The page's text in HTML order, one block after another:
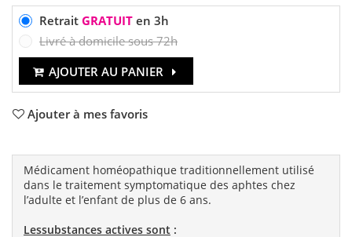
Retrait GRATUITen 3h
Livré à domicile sous 72h
AJOUTER AU PANIER
Ajouter à mes favoris
Médicament homéopathique traditionnellement utilisé
dans le traitement symptomatique des aphtes chez
l’adulte et l’enfant de plus de 6 ans.
Lessubstances actives sont :